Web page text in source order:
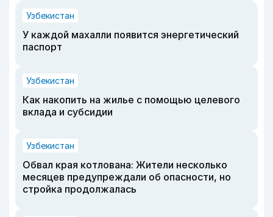
Узбекистан
У каждой махалли появится энергетический
паспорт
Узбекистан
Как накопить на жилье с помощью целевого
вклада и субсидии
Узбекистан
Обвал края котлована: Жители несколько
месяцев предупреждали об опасности, но
стройка продолжалась